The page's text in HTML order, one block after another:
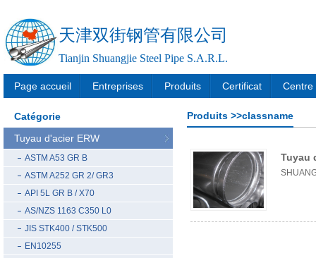
天津双街钢管有限公司
Tianjin Shuangjie Steel Pipe S.A.R.L.
Page accueil Entreprises Produits Certificat Centre
Catégorie
Tuyau d'acier ERW
ASTM A53 GR B
ASTM A252 GR 2/ GR3
API 5L GR B / X70
AS/NZS 1163 C350 L0
JIS STK400 / STK500
EN10255
Produits >>classname
Tuyau